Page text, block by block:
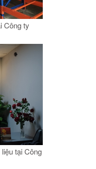
Công ty
tại Công